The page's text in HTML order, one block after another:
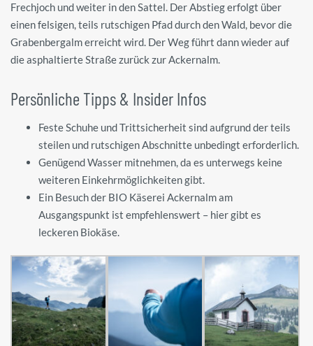
Frechjoch und weiter in den Sattel. Der Abstieg erfolgt über
einen felsigen, teils rutschigen Pfad durch den Wald, bevor die
Grabenbergalm erreicht wird. Der Weg führt dann wieder auf
die asphaltierte Straße zurück zur Ackernalm.
Persönliche Tipps & Insider Infos
Feste Schuhe und Trittsicherheit sind aufgrund der teils
steilen und rutschigen Abschnitte unbedingt erforderlich.
Genügend Wasser mitnehmen, da es unterwegs keine
weiteren Einkehrmöglichkeiten gibt.
Ein Besuch der BIO Käserei Ackernalm am
Ausgangspunkt ist empfehlenswert – hier gibt es
leckeren Biokäse.